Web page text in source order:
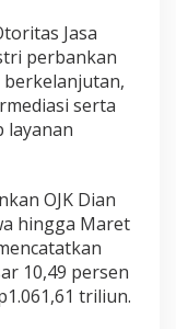
Jasa
perbankan
serta
layanan
OJK Dian
hingga Maret
10,49 persen
triliun.